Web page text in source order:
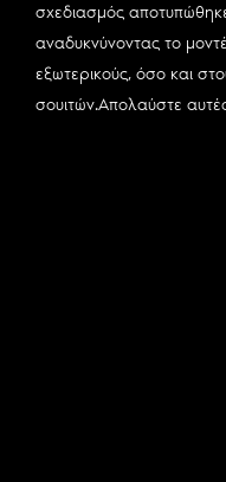
σχεδιασμός αποτυπώθηκε
αναδυκνύνοντας το
εξωτερικούς, όσο και
σουιτών.Απολαύστε αυτές